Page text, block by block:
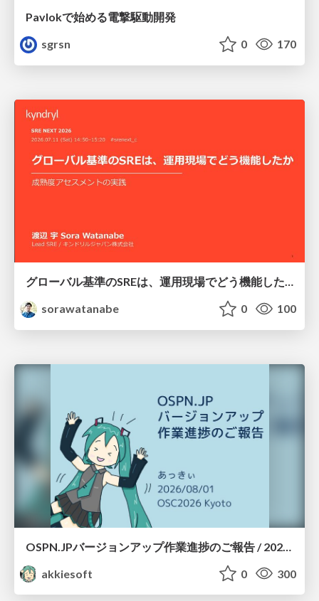
Pavlokで始める電撃駆動開発
sgrsn
0 170
グローバル基準のSREは、運用現場でどう機能したか：成熟度アセスメントの実践 ／ SRE NEXT 2026
sorawatanabe
0 100
akkiesoft
0 300